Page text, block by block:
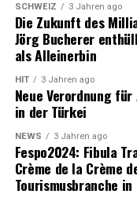
Polypoint und LUKS
innovative
Gesundheitswesen
SCHWEIZ 3 Jahren ago
Die Zukunft des
Jörg Bucherer
als Alleinerbin
HIT 3 Jahren ago
Neue Verordnung
in der Türkei
NEWS 3 Jahren ago
Fespo2024: Fibula
Crème de la Crème
Tourismusbranche